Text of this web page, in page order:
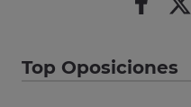
Top Oposiciones